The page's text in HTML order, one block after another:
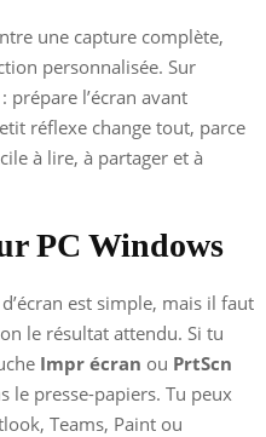
une capture complète,
personnalisée. Sur
prépare l’écran avant
réflexe change tout, parce
à lire, à partager et à
PC Windows
est simple, mais il faut
le résultat attendu. Si tu
Impr écran ou PrtScn
le presse-papiers. Tu peux
Teams, Paint ou